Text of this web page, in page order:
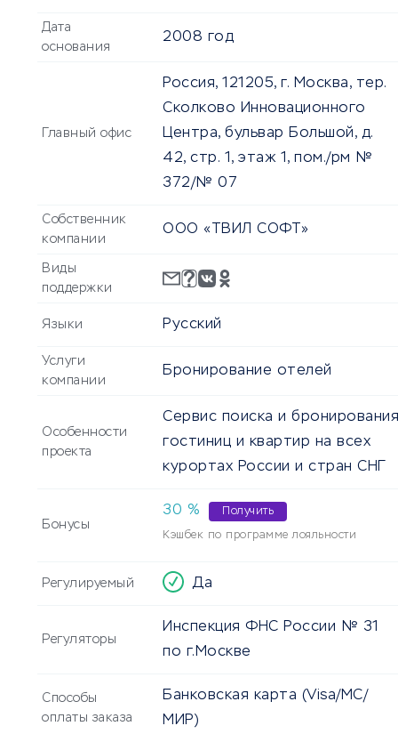
Дата
основания
2008 год
Главный офис
Россия, 121205, г. Москва, тер.
Сколково Инновационного
Центра, бульвар Большой, д.
42, стр. 1, этаж 1, пом./рм №
372/№ 07
Собственник
компании
ООО «ТВИЛ СОФТ»
Виды
поддержки
Языки Русский
Услуги
компании
Бронирование отелей
Особенности
проекта
Сервис поиска и бронирования
гостиниц и квартир на всех
курортах России и стран СНГ
Бонусы
30 % Получить
Кэшбек по программе лояльности
Регулируемый Да
Регуляторы
Инспекция ФНС России № 31
по г.Москве
Способы
оплаты заказа
Банковская карта (Visa/MC/
МИР)